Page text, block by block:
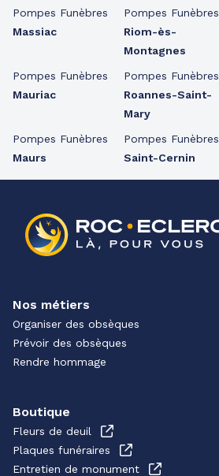
Pompes Funèbres
Massiac
Pompes Funèbres
Mauriac
Pompes Funèbres
Maurs
Pompes Funèbres
Riom-ès-
Montagnes
Pompes Funèbres
Roannes-Saint-
Mary
Pompes Funèbres
Saint-Cernin
Nos métiers
Organiser des obsèques
Prévoir des obsèques
Rendre hommage
Boutique
Fleurs de deuil
Plaques funéraires
Entretien de monument